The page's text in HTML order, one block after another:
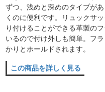
ずつ、浅めと深めのタイプが
くのに便利です。リュックサ
り付けることができる革製の
いるので付け外しも簡単。フ
かりとホールドされます。
この商品を詳しく見る